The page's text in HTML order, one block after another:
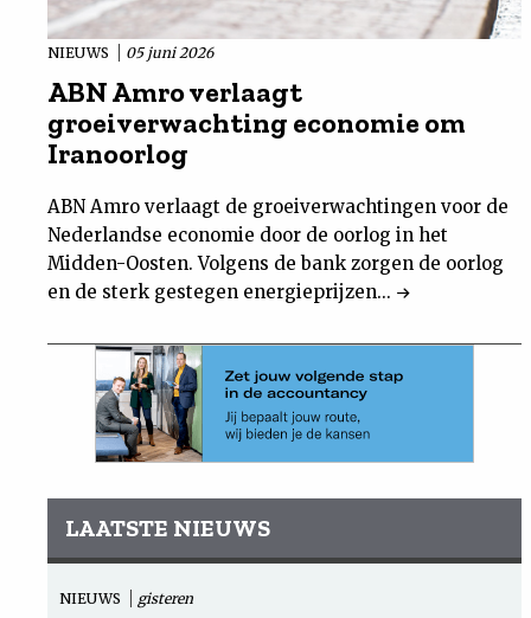
NIEUWS 05 juni 2026
ABN Amro verlaagt
groeiverwachting economie om
Iranoorlog
ABN Amro verlaagt de groeiverwachtingen voor de
Nederlandse economie door de oorlog in het
Midden-Oosten. Volgens de bank zorgen de oorlog
en de sterk gestegen energieprijzen...
LAATSTE NIEUWS
NIEUWS gisteren